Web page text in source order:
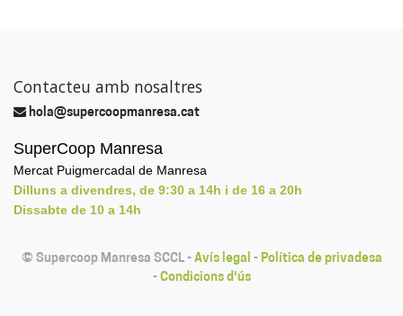
Contacteu amb nosaltres
hola@supercoopmanresa.cat
SuperCoop Manresa
Mercat Puigmercadal de Manresa
Dilluns a divendres, de 9:30 a 14h i de 16 a 20h
Dissabte de 10 a 14h
© Supercoop Manresa SCCL - Avís legal - Política de privadesa
- Condicions d'ús